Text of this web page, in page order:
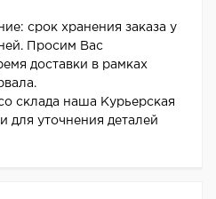
срок хранения заказа у
Просим Вас
доставки в рамках
склада наша Курьерская
для уточнения деталей